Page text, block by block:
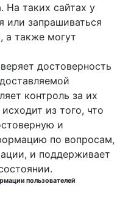
На таких сайтах у
или запрашиваться
а также могут
достоверность
контроль за их
из того, что
и
по вопросам,
и поддерживает
пользователей